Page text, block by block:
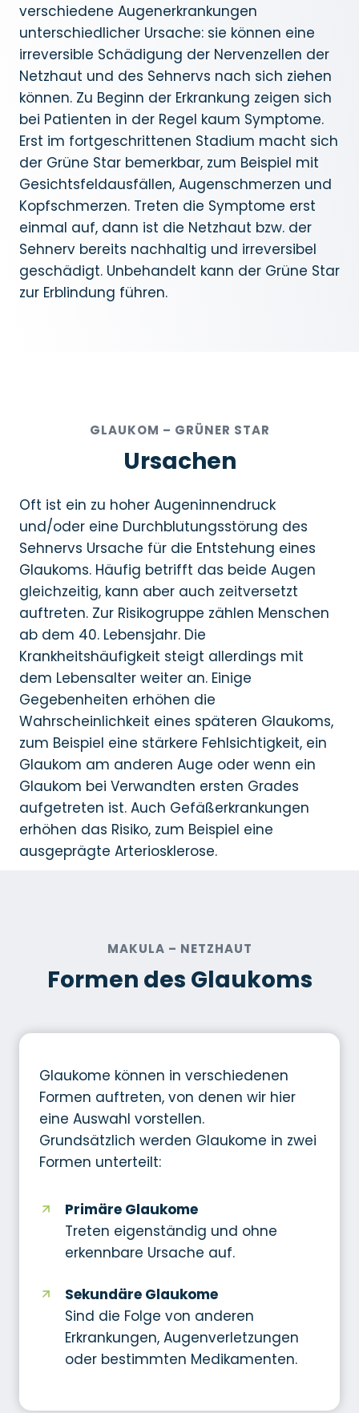
verschiedene Augenerkrankungen
unterschiedlicher Ursache: sie können eine
irreversible Schädigung der Nervenzellen der
Netzhaut und des Sehnervs nach sich ziehen
können. Zu Beginn der Erkrankung zeigen sich
bei Patienten in der Regel kaum Symptome.
Erst im fortgeschrittenen Stadium macht sich
der Grüne Star bemerkbar, zum Beispiel mit
Gesichtsfeldausfällen, Augenschmerzen und
Kopfschmerzen. Treten die Symptome erst
einmal auf, dann ist die Netzhaut bzw. der
Sehnerv bereits nachhaltig und irreversibel
geschädigt. Unbehandelt kann der Grüne Star
zur Erblindung führen.
GLAUKOM – GRÜNER STAR
Ursachen
Oft ist ein zu hoher Augeninnendruck
und/oder eine Durchblutungsstörung des
Sehnervs Ursache für die Entstehung eines
Glaukoms. Häufig betrifft das beide Augen
gleichzeitig, kann aber auch zeitversetzt
auftreten. Zur Risikogruppe zählen Menschen
ab dem 40. Lebensjahr. Die
Krankheitshäufigkeit steigt allerdings mit
dem Lebensalter weiter an. Einige
Gegebenheiten erhöhen die
Wahrscheinlichkeit eines späteren Glaukoms,
zum Beispiel eine stärkere Fehlsichtigkeit, ein
Glaukom am anderen Auge oder wenn ein
Glaukom bei Verwandten ersten Grades
aufgetreten ist. Auch Gefäßerkrankungen
erhöhen das Risiko, zum Beispiel eine
ausgeprägte Arteriosklerose.
MAKULA – NETZHAUT
Formen des Glaukoms
Glaukome können in verschiedenen
Formen auftreten, von denen wir hier
eine Auswahl vorstellen.
Grundsätzlich werden Glaukome in zwei
Formen unterteilt:
Primäre Glaukome
Treten eigenständig und ohne
erkennbare Ursache auf.
Sekundäre Glaukome
Sind die Folge von anderen
Erkrankungen, Augenverletzungen
oder bestimmten Medikamenten.